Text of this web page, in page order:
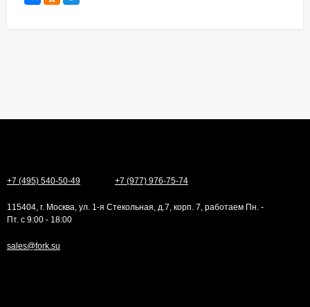
+7 (495) 540-50-49 +7 (977) 976-75-74
115404, г. Москва, ул. 1-я Стекольная, д.7, корп. 7, работаем Пн. -
Пт. с 9:00 - 18:00
sales@fork.su